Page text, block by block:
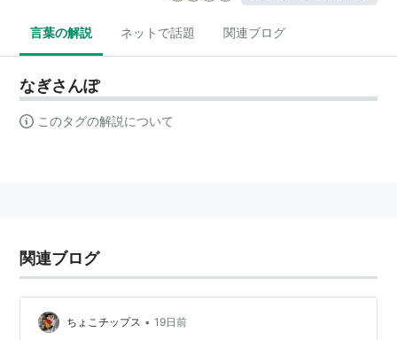
言葉の解説 ネットで話題 関連ブログ
なぎさんぽ
このタグの解説について
関連ブログ
ちょこチップス • 19日前